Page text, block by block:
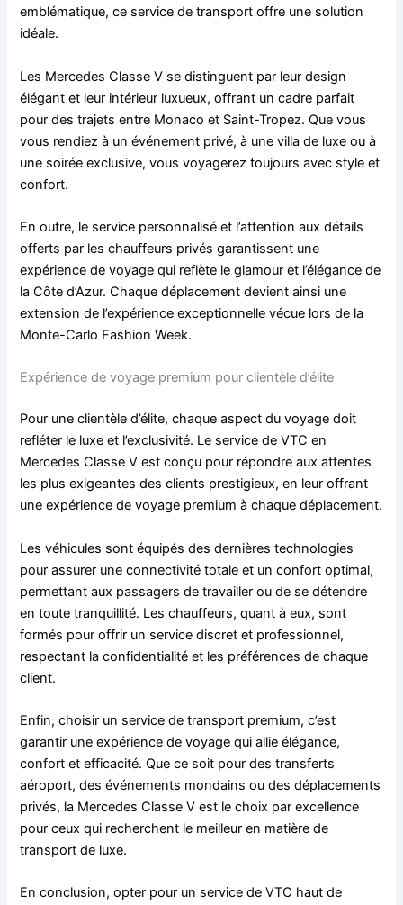
emblématique, ce service de transport offre une solution
idéale.
Les Mercedes Classe V se distinguent par leur design
élégant et leur intérieur luxueux, offrant un cadre parfait
pour des trajets entre Monaco et Saint-Tropez. Que vous
vous rendiez à un événement privé, à une villa de luxe ou à
une soirée exclusive, vous voyagerez toujours avec style et
confort.
En outre, le service personnalisé et l’attention aux détails
offerts par les chauffeurs privés garantissent une
expérience de voyage qui reflète le glamour et l’élégance de
la Côte d’Azur. Chaque déplacement devient ainsi une
extension de l’expérience exceptionnelle vécue lors de la
Monte-Carlo Fashion Week.
Expérience de voyage premium pour clientèle d’élite
Pour une clientèle d’élite, chaque aspect du voyage doit
refléter le luxe et l’exclusivité. Le service de VTC en
Mercedes Classe V est conçu pour répondre aux attentes
les plus exigeantes des clients prestigieux, en leur offrant
une expérience de voyage premium à chaque déplacement.
Les véhicules sont équipés des dernières technologies
pour assurer une connectivité totale et un confort optimal,
permettant aux passagers de travailler ou de se détendre
en toute tranquillité. Les chauffeurs, quant à eux, sont
formés pour offrir un service discret et professionnel,
respectant la confidentialité et les préférences de chaque
client.
Enfin, choisir un service de transport premium, c’est
garantir une expérience de voyage qui allie élégance,
confort et efficacité. Que ce soit pour des transferts
aéroport, des événements mondains ou des déplacements
privés, la Mercedes Classe V est le choix par excellence
pour ceux qui recherchent le meilleur en matière de
transport de luxe.
En conclusion, opter pour un service de VTC haut de